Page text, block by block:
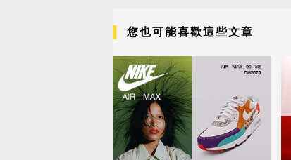
您也可能喜歡這些文章